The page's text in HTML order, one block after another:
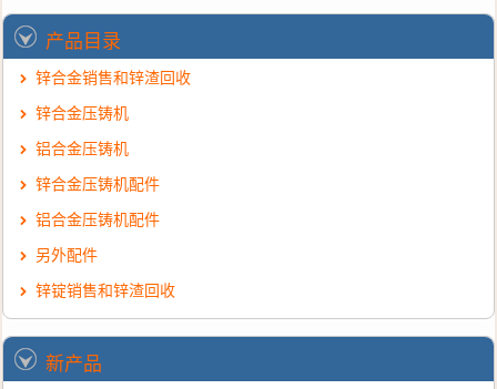
产品目录
锌合金销售和锌渣回收
锌合金压铸机
铝合金压铸机
锌合金压铸机配件
铝合金压铸机配件
另外配件
锌锭销售和锌渣回收
新产品